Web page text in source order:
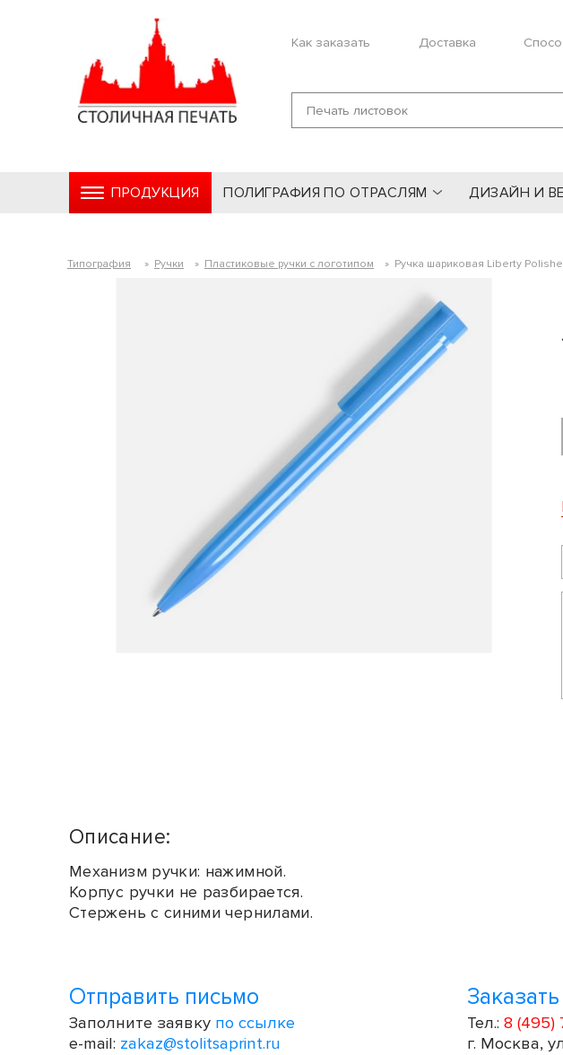
Как заказать Доставка
ПРОДУКЦИЯ ПОЛИГРАФИЯ ПО ОТРАСЛЯМ ДИЗАЙН И
Типография » Ручки » Пластиковые ручки с логотипом » Ручка шариковая Liberty
Описание:
Механизм ручки: нажимной.
Корпус ручки не разбирается.
Стержень с синими чернилами.
Отправить письмо
Заполните заявку по ссылке
e-mail: zakaz@stolitsaprint.ru
Тел.: 8 (495)
г. Москва,